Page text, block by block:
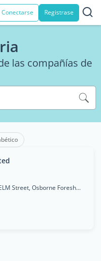
Conectarse Registrase
las compañías de
Colenson House, Plot 6, Block 13, ELM Street, Osborne Foreshore Estate Ikoyi lagos